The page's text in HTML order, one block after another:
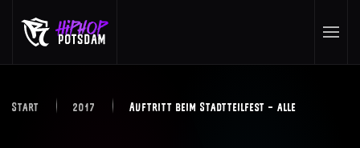
Skip to main content
Start 2017 Auftritt beim Stadtteilfest – alle